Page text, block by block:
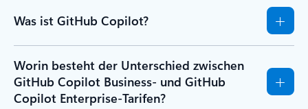
Was ist GitHub Copilot?
Worin besteht der Unterschied zwischen
GitHub Copilot Business- und GitHub
Copilot Enterprise-Tarifen?